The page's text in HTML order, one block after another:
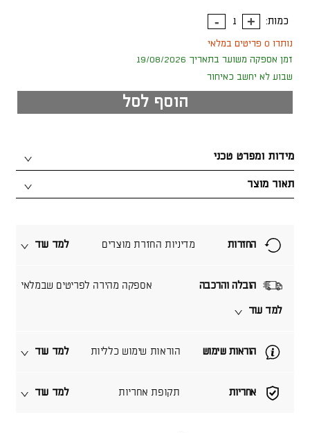
כמות:
נותרו 0 פריטים במלאי
זמן אספקה משוער בתאריך 19/08/2026
שבוע לא יחשב כאיחור
הוסף לסל
תאור מוצר
מידות ומפרט טכני
אחריות תקופת אחריות למד עוד
הוראות שימוש הוראות שימוש כלליות למד עוד
הובלה והרכבה אספקה מהירה לפריטים שבמלאי
למד עוד
החזרות מדיניות החזרת מוצרים למד עוד